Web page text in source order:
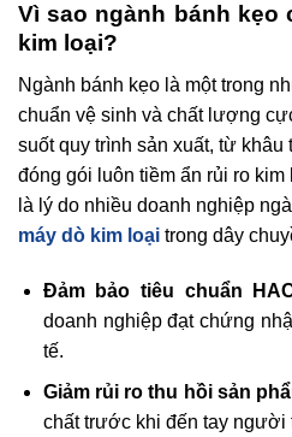
Vì sao ngành bánh kẹo
kim loại?
Ngành bánh kẹo là một trong
chuẩn vệ sinh và chất lượng
suốt quy trình sản xuất, từ khâu
đóng gói luôn tiềm ẩn rủi ro
là lý do nhiều doanh nghiệp
máy dò kim loại trong dây
Đảm bảo tiêu chuẩn
doanh nghiệp đạt chứng
tế.
Giảm rủi ro thu hồi sản
chất trước khi đến tay người